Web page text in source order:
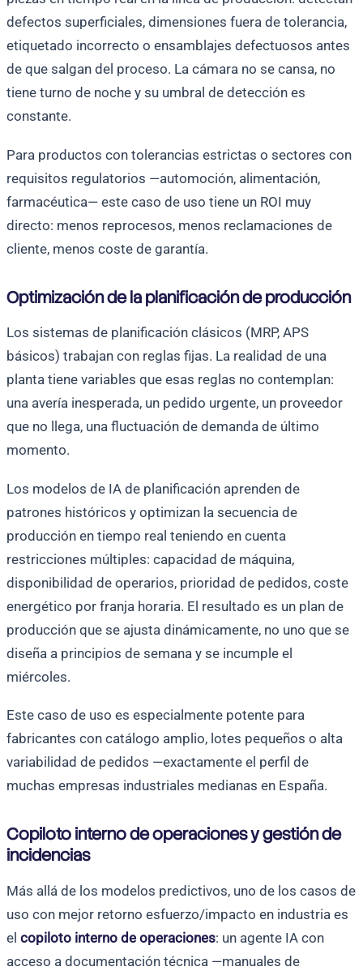
defectos superficiales, dimensiones fuera de tolerancia,
etiquetado incorrecto o ensamblajes defectuosos antes
de que salgan del proceso. La cámara no se cansa, no
tiene turno de noche y su umbral de detección es
constante.
Para productos con tolerancias estrictas o sectores con
requisitos regulatorios —automoción, alimentación,
farmacéutica— este caso de uso tiene un ROI muy
directo: menos reprocesos, menos reclamaciones de
cliente, menos coste de garantía.
Optimización de la planificación de producción
Los sistemas de planificación clásicos (MRP, APS
básicos) trabajan con reglas fijas. La realidad de una
planta tiene variables que esas reglas no contemplan:
una avería inesperada, un pedido urgente, un proveedor
que no llega, una fluctuación de demanda de último
momento.
Los modelos de IA de planificación aprenden de
patrones históricos y optimizan la secuencia de
producción en tiempo real teniendo en cuenta
restricciones múltiples: capacidad de máquina,
disponibilidad de operarios, prioridad de pedidos, coste
energético por franja horaria. El resultado es un plan de
producción que se ajusta dinámicamente, no uno que se
diseña a principios de semana y se incumple el
miércoles.
Este caso de uso es especialmente potente para
fabricantes con catálogo amplio, lotes pequeños o alta
variabilidad de pedidos —exactamente el perfil de
muchas empresas industriales medianas en España.
Copiloto interno de operaciones y gestión de
incidencias
Más allá de los modelos predictivos, uno de los casos de
uso con mejor retorno esfuerzo/impacto en industria es
el copiloto interno de operaciones: un agente IA con
acceso a documentación técnica —manuales de